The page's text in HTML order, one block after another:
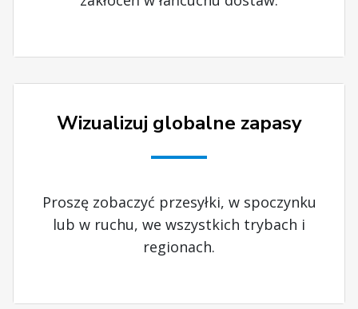
Wizualizuj globalne zapasy
Proszę zobaczyć przesyłki, w spoczynku
lub w ruchu, we wszystkich trybach i
regionach.